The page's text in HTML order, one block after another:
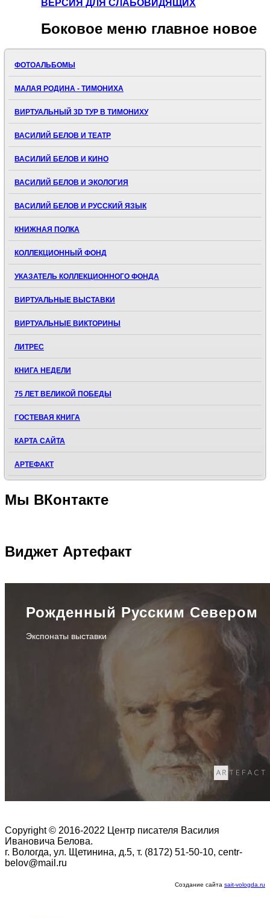
ВЕРСИЯ ДЛЯ СЛАБОВИДЯЩИХ
Боковое меню главное новое
ФОТОАЛЬБОМЫ
МАЛАЯ РОДИНА - ТИМОНИХА
ВИРТУАЛЬНЫЙ 3D ТУР В ТИМОНИХУ
ВАСИЛИЙ БЕЛОВ И ТЕАТР
ВАСИЛИЙ БЕЛОВ И КИНО
ВАСИЛИЙ БЕЛОВ И ЭКОЛОГИЯ
ВАСИЛИЙ БЕЛОВ И РУССКИЙ ЯЗЫК
КНИЖНАЯ ПОЛКА
КОЛЛЕКЦИОННЫЙ ФОНД
УКАЗАТЕЛЬ КОЛЛЕКЦИОННОГО ФОНДА
ВИРТУАЛЬНЫЕ ВЫСТАВКИ
ВИРТУАЛЬНЫЕ ВИКТОРИНЫ
ЛИТРЕС
КНИГА НЕДЕЛИ
75 ЛЕТ ВЕЛИКОЙ ПОБЕДЫ
ГОСТЕВАЯ КНИГА
КАРТА САЙТА
АРТЕФАКТ
Мы ВКонтакте
Виджет Артефакт
Рожденный Русским Севером
Экспонаты выставки
Copyright © 2016-2022 Центр писателя Василия
Ивановича Белова.
г. Вологда, ул. Щетинина, д.5, т. (8172) 51-50-10, centr-
belov@mail.ru
Создание сайта sait-vologda.ru